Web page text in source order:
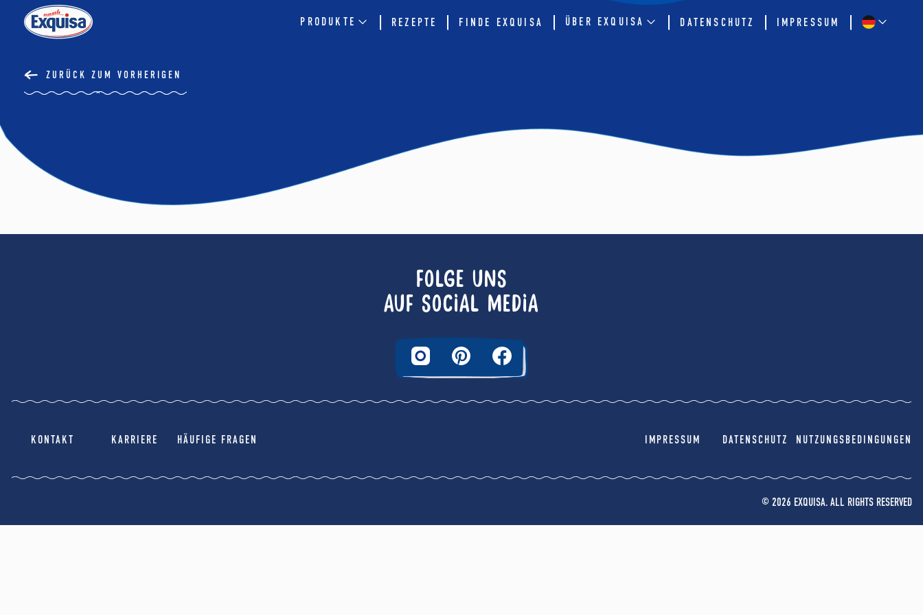
PRODUKTE REZEPTE FINDE EXQUISA ÜBER EXQUISA DATENSCHUTZ IMPRESSUM
ZURÜCK ZUM VORHERIGEN
FOLGE UNS
AUF SOCIAL MEDIA
KONTAKT KARRIERE HÄUFIGE FRAGEN IMPRESSUM DATENSCHUTZ NUTZUNGSBEDINGUNGEN
© 2026 EXQUISA. ALL RIGHTS RESERVED